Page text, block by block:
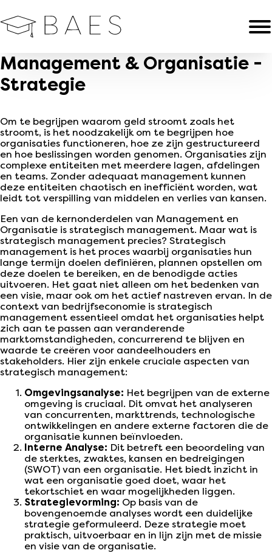
Management & Organisatie -
Strategie
Om te begrijpen waarom geld stroomt zoals het
stroomt, is het noodzakelijk om te begrijpen hoe
organisaties functioneren, hoe ze zijn gestructureerd
en hoe beslissingen worden genomen. Organisaties zijn
complexe entiteiten met meerdere lagen, afdelingen
en teams. Zonder adequaat management kunnen
deze entiteiten chaotisch en inefficiënt worden, wat
leidt tot verspilling van middelen en verlies van kansen.
Een van de kernonderdelen van Management en
Organisatie is strategisch management. Maar wat is
strategisch management precies? Strategisch
management is het proces waarbij organisaties hun
lange termijn doelen definiëren, plannen opstellen om
deze doelen te bereiken, en de benodigde acties
uitvoeren. Het gaat niet alleen om het bedenken van
een visie, maar ook om het actief nastreven ervan. In de
context van bedrijfseconomie is strategisch
management essentieel omdat het organisaties helpt
zich aan te passen aan veranderende
marktomstandigheden, concurrerend te blijven en
waarde te creëren voor aandeelhouders en
stakeholders. Hier zijn enkele cruciale aspecten van
strategisch management:
Omgevingsanalyse: Het begrijpen van de externe
omgeving is cruciaal. Dit omvat het analyseren
van concurrenten, markttrends, technologische
ontwikkelingen en andere externe factoren die de
organisatie kunnen beïnvloeden.
Interne Analyse: Dit betreft een beoordeling van
de sterktes, zwaktes, kansen en bedreigingen
(SWOT) van een organisatie. Het biedt inzicht in
wat een organisatie goed doet, waar het
tekortschiet en waar mogelijkheden liggen.
Strategievorming: Op basis van de
bovengenoemde analyses wordt een duidelijke
strategie geformuleerd. Deze strategie moet
praktisch, uitvoerbaar en in lijn zijn met de missie
en visie van de organisatie.